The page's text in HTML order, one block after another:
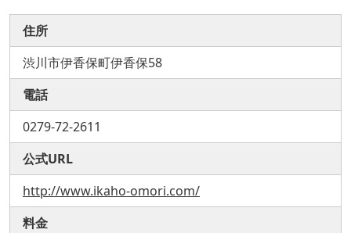
住所
渋川市伊香保町伊香保58
電話
0279-72-2611
公式URL
http://www.ikaho-omori.com/
料金